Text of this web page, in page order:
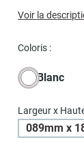
Voir la
Coloris :
Blanc
Largeur x
089mm x